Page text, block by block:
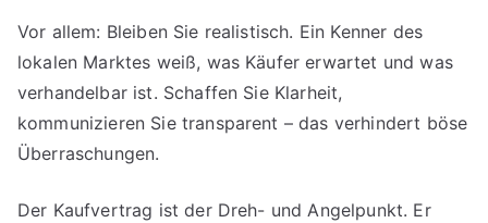
Vor allem: Bleiben Sie realistisch. Ein Kenner des
lokalen Marktes weiß, was Käufer erwartet und was
verhandelbar ist. Schaffen Sie Klarheit,
kommunizieren Sie transparent – das verhindert böse
Überraschungen.
Der Kaufvertrag ist der Dreh- und Angelpunkt. Er